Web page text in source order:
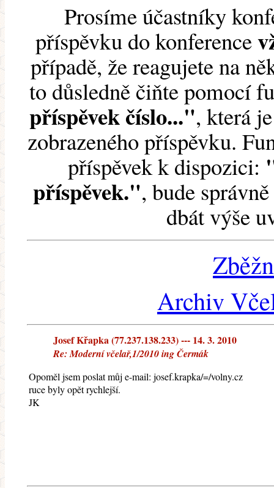
Prosíme účastníky
příspěvku do konference
případě, že reagujete na
to důsledně čiňte pomocí
příspěvek číslo...", která
zobrazeného příspěvku.
příspěvek k dispozici:
příspěvek.", bude
dbát výše
Archiv
Josef Křapka (77.237.138.233) --- 14. 3. 2010
Re: Moderní včelař,1/2010 ing Čermák
Opoměl jsem poslat můj e-mail: josef.krapka/=/volny.cz
ruce byly opět rychlejší.
JK